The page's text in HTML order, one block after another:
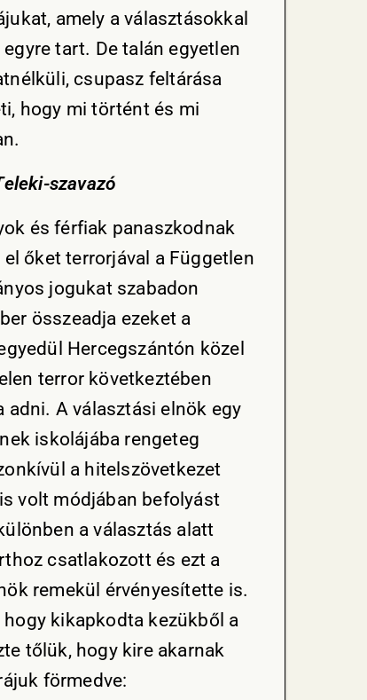
amely a választásokkal
tart. De talán egyetlen
csupasz feltárása
hogy mi történt és mi
szavazó
és férfiak panaszkodnak
őket terrorjával a Független
jogukat szabadon
összeadja ezeket a
Hercegszántón közel
terror következtében
A választási elnök egy
iskolájába rengeteg
a hitelszövetkezet
volt módjában befolyást
a választás alatt
csatlakozott és ezt a
remekül érvényesítette is.
kikapkodta kezükből a
tőlük, hogy kire akarnak
förmedve: